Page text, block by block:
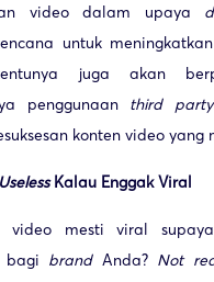
video dalam upaya
untuk meningkatkan
juga akan
penggunaan third
konten video yang
UselessKalau Enggak Viral
mesti viral supaya
bagi brandAnda? Not